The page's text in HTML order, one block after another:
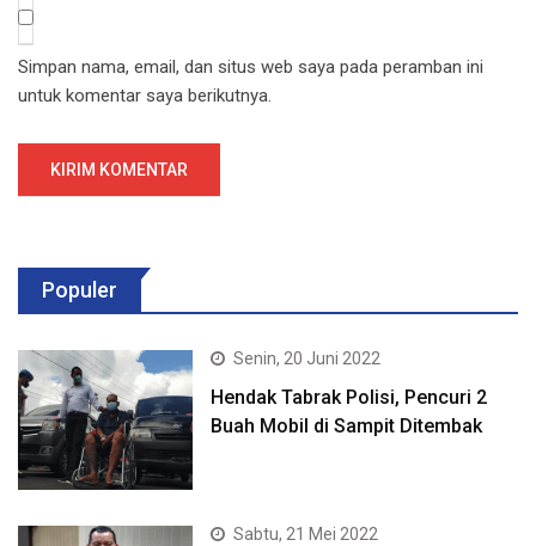
Simpan nama, email, dan situs web saya pada peramban ini
untuk komentar saya berikutnya.
Populer
Senin, 20 Juni 2022
Hendak Tabrak Polisi, Pencuri 2
Buah Mobil di Sampit Ditembak
Sabtu, 21 Mei 2022